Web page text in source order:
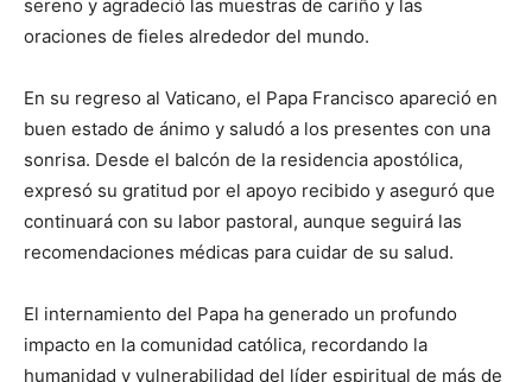
sereno y agradeció las muestras de cariño y las
oraciones de fieles alrededor del mundo.
En su regreso al Vaticano, el Papa Francisco apareció en
buen estado de ánimo y saludó a los presentes con una
sonrisa. Desde el balcón de la residencia apostólica,
expresó su gratitud por el apoyo recibido y aseguró que
continuará con su labor pastoral, aunque seguirá las
recomendaciones médicas para cuidar de su salud.
El internamiento del Papa ha generado un profundo
impacto en la comunidad católica, recordando la
humanidad y vulnerabilidad del líder espiritual de más de